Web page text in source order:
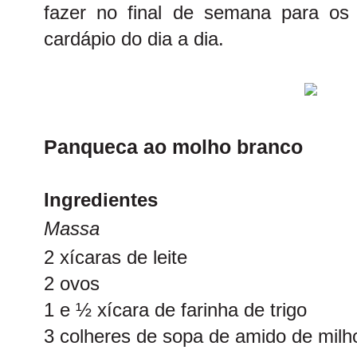
fazer no final de semana para
cardápio do dia a dia.
Panqueca ao molho branco
Ingredientes
Massa
2 xícaras de leite
2 ovos
1 e ½ xícara de farinha de trigo
3 colheres de sopa de amido de